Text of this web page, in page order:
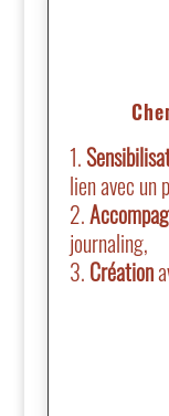
lien avec un
journaling,
Création